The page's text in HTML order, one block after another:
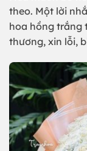
theo. Một lời
hoa hồng trắng
thương, xin lỗi,